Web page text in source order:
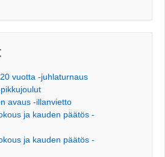
vuotta -juhlaturnaus
avaus -illanvietto
ja kauden päätös -
ja kauden päätös -